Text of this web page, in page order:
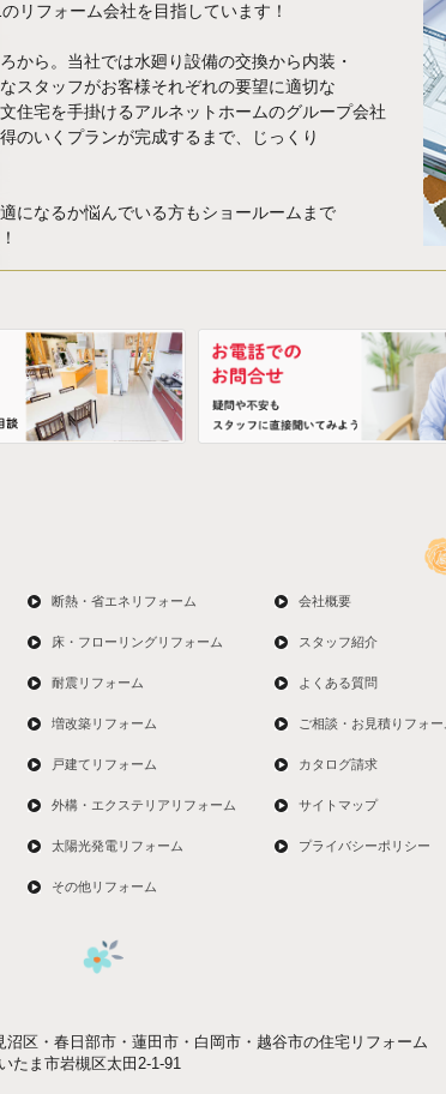
リフォーム会社を目指しています！
から。当社では水廻り設備の交換から内装・
スタッフがお客様それぞれの要望に適切な
住宅を手掛けるアルネットホームのグループ会社
のいくプランが完成するまで、じっくり
になるか悩んでいる方もショールームまで
断熱・省エネリフォーム
床・フローリングリフォーム
耐震リフォーム
増改築リフォーム
戸建てリフォーム
外構・エクステリアリフォーム
太陽光発電リフォーム
その他リフォーム
会社概要
スタッフ紹介
よくある質問
ご相談・お見積りフォー
カタログ請求
サイトマップ
プライバシーポリシー
沼区・春日部市・蓮田市・白岡市・越谷市の住宅リフォーム
たま市岩槻区太田2-1-91